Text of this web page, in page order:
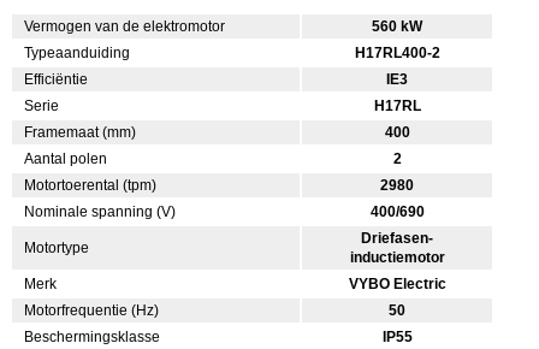
Vermogen van de elektromotor
560 kW
Typeaanduiding
H17RL400-2
Efficiëntie
IE3
Serie
H17RL
Framemaat (mm)
400
Aantal polen
2
Motortoerental (tpm)
2980
Nominale spanning (V)
400/690
Motortype
Driefasen-
inductiemotor
Merk
VYBO Electric
Motorfrequentie (Hz)
50
Beschermingsklasse
IP55